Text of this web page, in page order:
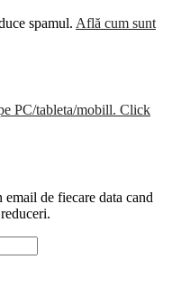
spamul. Află cum sunt
PC/tableta/mobill. Click
de fiecare data cand